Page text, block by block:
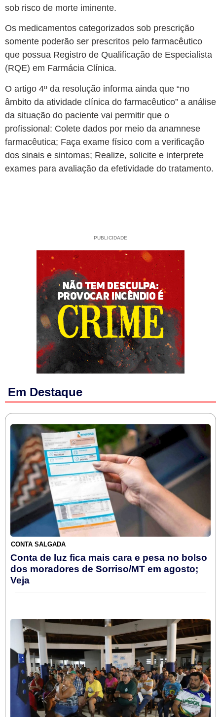
sob risco de morte iminente.
Os medicamentos categorizados sob prescrição
somente poderão ser prescritos pelo farmacêutico
que possua Registro de Qualificação de Especialista
(RQE) em Farmácia Clínica.
O artigo 4º da resolução informa ainda que “no
âmbito da atividade clínica do farmacêutico” a análise
da situação do paciente vai permitir que o
profissional: Colete dados por meio da anamnese
farmacêutica; Faça exame físico com a verificação
dos sinais e sintomas; Realize, solicite e interprete
exames para avaliação da efetividade do tratamento.
PUBLICIDADE
Em Destaque
CONTA SALGADA
Conta de luz fica mais cara e pesa no bolso
dos moradores de Sorriso/MT em agosto;
Veja